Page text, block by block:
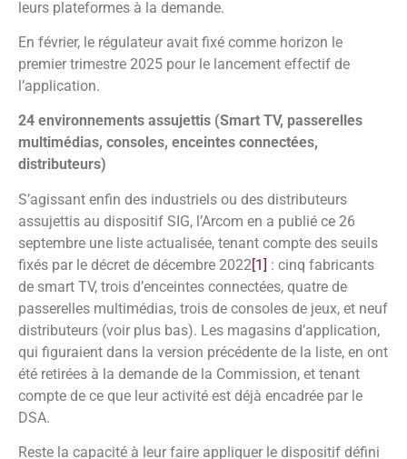
leurs plateformes à la demande.
En février, le régulateur avait fixé comme horizon le
premier trimestre 2025 pour le lancement effectif de
l’application.
24 environnements assujettis (Smart TV, passerelles
multimédias, consoles, enceintes connectées,
distributeurs)
S’agissant enfin des industriels ou des distributeurs
assujettis au dispositif SIG, l’Arcom en a publié ce 26
septembre une liste actualisée, tenant compte des seuils
fixés par le décret de décembre 2022[1] : cinq fabricants
de smart TV, trois d’enceintes connectées, quatre de
passerelles multimédias, trois de consoles de jeux, et neuf
distributeurs (voir plus bas). Les magasins d’application,
qui figuraient dans la version précédente de la liste, en ont
été retirées à la demande de la Commission, et tenant
compte de ce que leur activité est déjà encadrée par le
DSA.
Reste la capacité à leur faire appliquer le dispositif défini